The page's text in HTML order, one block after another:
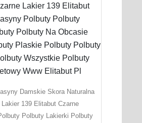
Damskie Skora Naturalna
Lakier 139 Elitabut Czarne
Polbuty Lakierki Polbuty